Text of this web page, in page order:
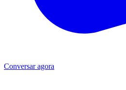
Conversar agora